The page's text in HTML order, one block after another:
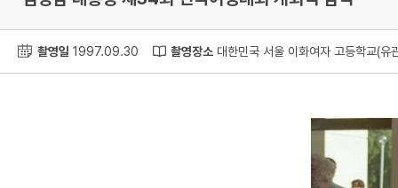
촬영일 1997.09.30 촬영장소 대한민국 서울 이화여자 고등학교(유